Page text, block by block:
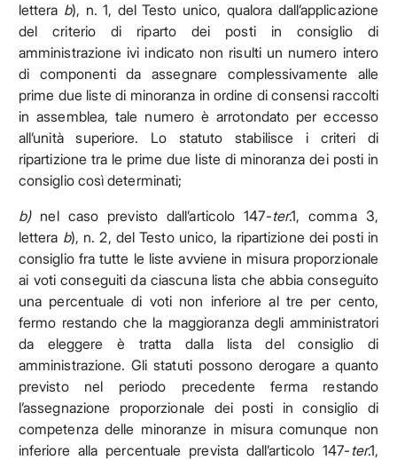
lettera b), n. 1, del Testo unico, qualora dall’applicazione
del criterio di riparto dei posti in consiglio di
amministrazione ivi indicato non risulti un numero intero
di componenti da assegnare complessivamente alle
prime due liste di minoranza in ordine di consensi raccolti
in assemblea, tale numero è arrotondato per eccesso
all’unità superiore. Lo statuto stabilisce i criteri di
ripartizione tra le prime due liste di minoranza dei posti in
consiglio così determinati;
b)nel caso previsto dall’articolo 147-ter.1, comma 3,
lettera b), n. 2, del Testo unico, la ripartizione dei posti in
consiglio fra tutte le liste avviene in misura proporzionale
ai voti conseguiti da ciascuna lista che abbia conseguito
una percentuale di voti non inferiore al tre per cento,
fermo restando che la maggioranza degli amministratori
da eleggere è tratta dalla lista del consiglio di
amministrazione. Gli statuti possono derogare a quanto
previsto nel periodo precedente ferma restando
l’assegnazione proporzionale dei posti in consiglio di
competenza delle minoranze in misura comunque non
inferiore alla percentuale prevista dall’articolo 147- ter.1,